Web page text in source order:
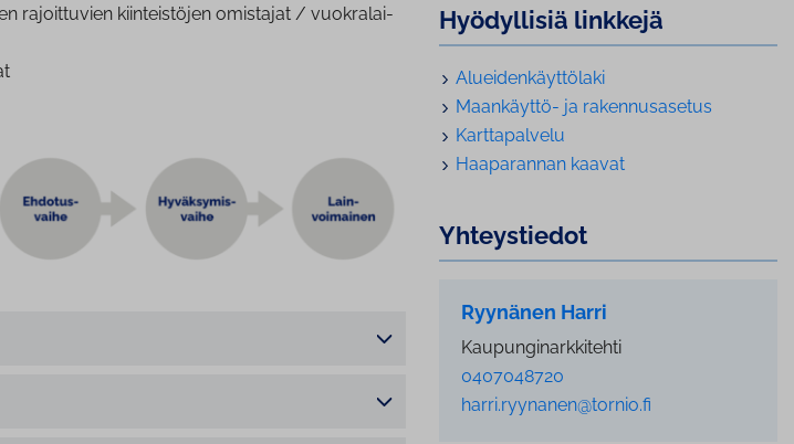
ra­joit­tu­vien kiin­teis­tö­jen omistajat / vuo­kra­lai­
Hyödyllisiä linkkejä
Aluei­den­käyt­tö­la­ki
Maankäyttö- ja ra­ken­nus­a­se­tus
Kart­ta­pal­ve­lu
Haaparannan kaavat
Yh­teys­tie­dot
Ryynänen Harri
Kaupunginarkkitehti
0407048720
harri.ryynanen@tornio.fi